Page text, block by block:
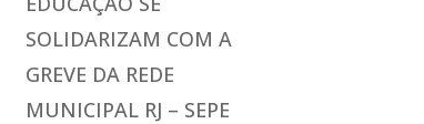
SOLIDARIZAM COM A
GREVE DA REDE
MUNICIPAL RJ – SEPE